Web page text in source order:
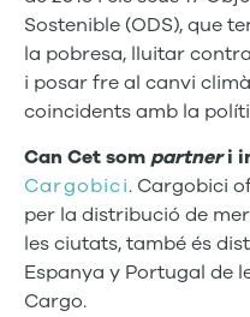
Sostenible (ODS), que
la pobresa, lluitar
i posar fre al canvi
coincidents amb la
Can Cet sompartneri
Cargobici. Cargobici
per la distribució de
les ciutats, també és
Espanya y Portugal de
Cargo.